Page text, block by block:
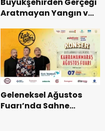
Aratmayan Yangın ve
Geleneksel Ağustos
Fuarı’nda Sahne